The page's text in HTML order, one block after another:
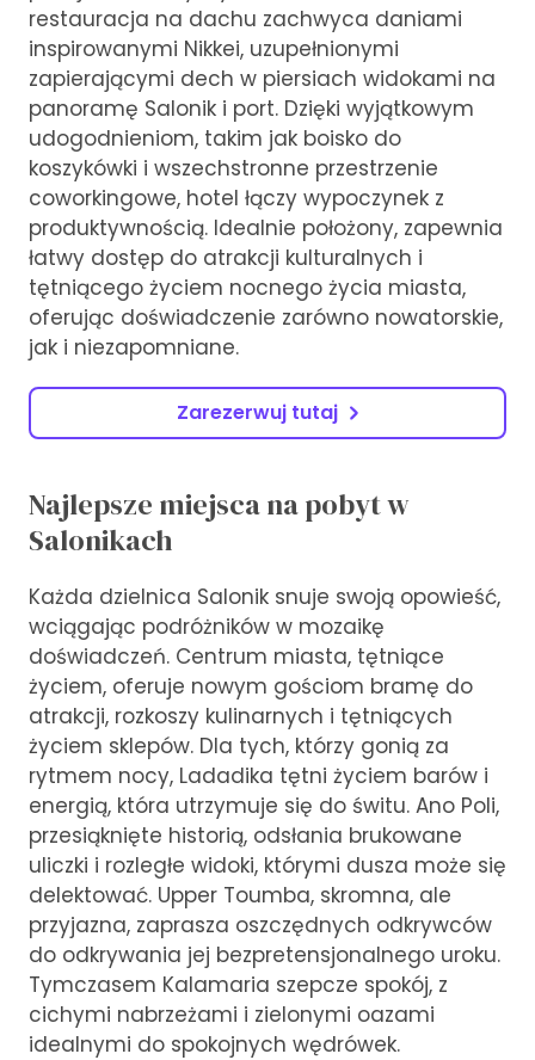
restauracja na dachu zachwyca daniami
inspirowanymi Nikkei, uzupełnionymi
zapierającymi dech w piersiach widokami na
panoramę Salonik i port. Dzięki wyjątkowym
udogodnieniom, takim jak boisko do
koszykówki i wszechstronne przestrzenie
coworkingowe, hotel łączy wypoczynek z
produktywnością. Idealnie położony, zapewnia
łatwy dostęp do atrakcji kulturalnych i
tętniącego życiem nocnego życia miasta,
oferując doświadczenie zarówno nowatorskie,
jak i niezapomniane.
Zarezerwuj tutaj
Najlepsze miejsca na pobyt w
Salonikach
Każda dzielnica Salonik snuje swoją opowieść,
wciągając podróżników w mozaikę
doświadczeń. Centrum miasta, tętniące
życiem, oferuje nowym gościom bramę do
atrakcji, rozkoszy kulinarnych i tętniących
życiem sklepów. Dla tych, którzy gonią za
rytmem nocy, Ladadika tętni życiem barów i
energią, która utrzymuje się do świtu. Ano Poli,
przesiąknięte historią, odsłania brukowane
uliczki i rozległe widoki, którymi dusza może się
delektować. Upper Toumba, skromna, ale
przyjazna, zaprasza oszczędnych odkrywców
do odkrywania jej bezpretensjonalnego uroku.
Tymczasem Kalamaria szepcze spokój, z
cichymi nabrzeżami i zielonymi oazami
idealnymi do spokojnych wędrówek.